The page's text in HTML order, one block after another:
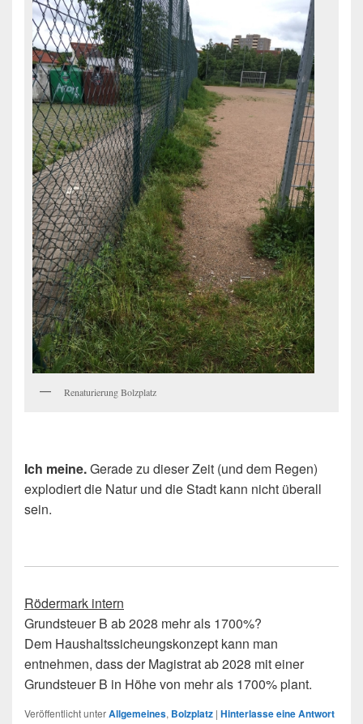
Renaturierung Bolzplatz
Ich meine.Gerade zu dieser Zeit (und dem Regen)
explodiert die Natur und die Stadt kann nicht überall
sein.
Rödermark intern
Grundsteuer B ab 2028 mehr als 1700%?
Dem Haushaltssicheungskonzept kann man
entnehmen, dass der Magistrat ab 2028 mit einer
Grundsteuer B in Höhe von mehr als 1700% plant.
Veröffentlicht unterAllgemeines, Bolzplatz | Hinterlasse eine Antwort